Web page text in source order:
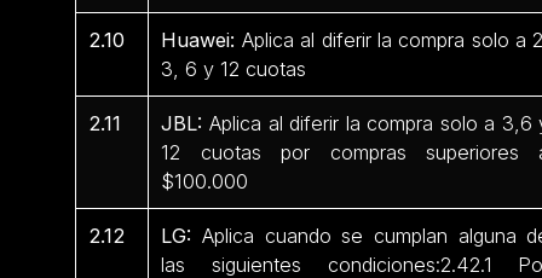
2.10 Huawei: Aplica al diferir la compra solo a
3, 6 y 12 cuotas
2.11 JBL: Aplica al diferir la compra solo a 3,6
12 cuotas por compras superiores
$100.000
2.12 LG: Aplica cuando se cumplan alguna
las siguientes condiciones:2.42.1